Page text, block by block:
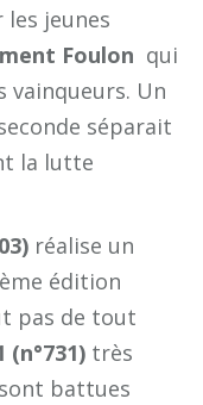
les jeunes
Foulon qui
vainqueurs. Un
séparait
la lutte
réalise un
édition
pas de tout
(n°731) très
battues